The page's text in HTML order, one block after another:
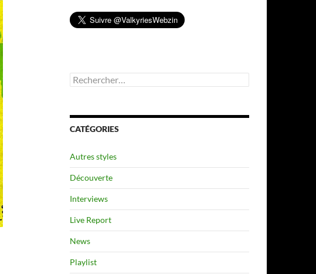
Rechercher :
CATÉGORIES
Autres styles
Découverte
Interviews
Live Report
News
Playlist